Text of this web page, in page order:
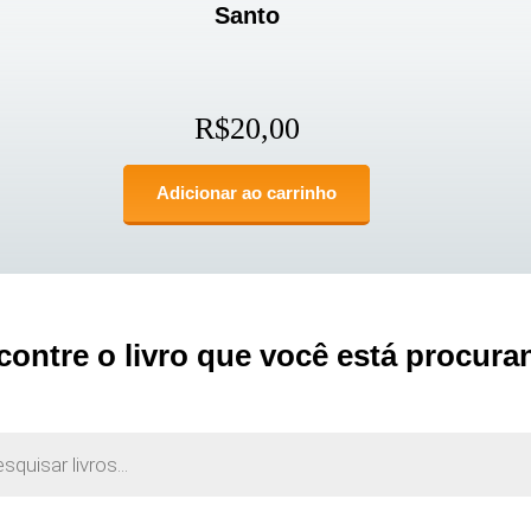
Santo
R$20,00
Adicionar ao carrinho
o livro que você está